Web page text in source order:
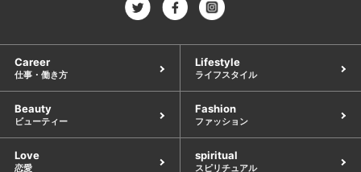
Career
仕事・働き方
Lifestyle
ライフスタイル
Beauty
ビューティー
Fashion
ファッション
Love
恋愛
spiritual
スピリチュアル